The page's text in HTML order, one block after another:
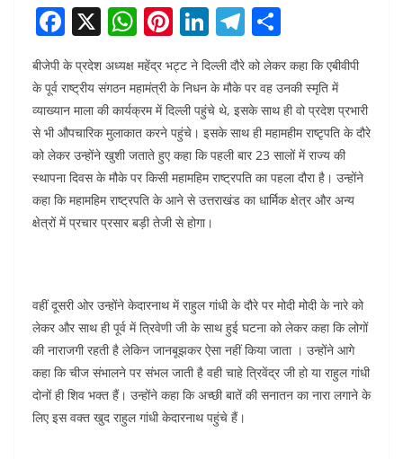
F
a
c
e
b
o
o
k
X W
h
at
s
A
p
p
Pi
nt
er
e
st
Li
n
k
e
dI
n
T
el
e
gr
a
m
ar
e
बीजेपी के प्रदेश अध्यक्ष महेंद्र भट्ट ने दिल्ली दौरे को लेकर कहा कि एबीवीपी
के पूर्व राष्ट्रीय संगठन महामंत्री के निधन के मौके पर वह उनकी स्मृति में
व्याख्यान माला की कार्यक्रम में दिल्ली पहुंचे थे, इसके साथ ही वो प्रदेश प्रभारी
से भी औपचारिक मुलाकात करने पहुंचे। इसके साथ ही महामहीम राष्टृपति के दौरे
को लेकर उन्होंने खुशी जताते हुए कहा कि पहली बार 23 सालों में राज्य की
स्थापना दिवस के मौके पर किसी महामहिम राष्ट्रपति का पहला दौरा है। उन्होंने
कहा कि महामहिम राष्ट्रपति के आने से उत्तराखंड का धार्मिक क्षेत्र और अन्य
क्षेत्रों में प्रचार प्रसार बड़ी तेजी से होगा।
वहीं दूसरी ओर उन्होंने केदारनाथ में राहुल गांधी के दौरे पर मोदी मोदी के नारे को
लेकर और साथ ही पूर्व में त्रिवेणी जी के साथ हुई घटना को लेकर कहा कि लोगों
की नाराजगी रहती है लेकिन जानबूझकर ऐसा नहीं किया जाता । उन्होंने आगे
कहा कि चीज संभालने पर संभल जाती है वही चाहे त्रिवेंद्र जी हो या राहुल गांधी
दोनों ही शिव भक्त हैं। उन्होंने कहा कि अच्छी बातें की सनातन का नारा लगाने के
लिए इस वक्त खुद राहुल गांधी केदारनाथ पहुंचे हैं।